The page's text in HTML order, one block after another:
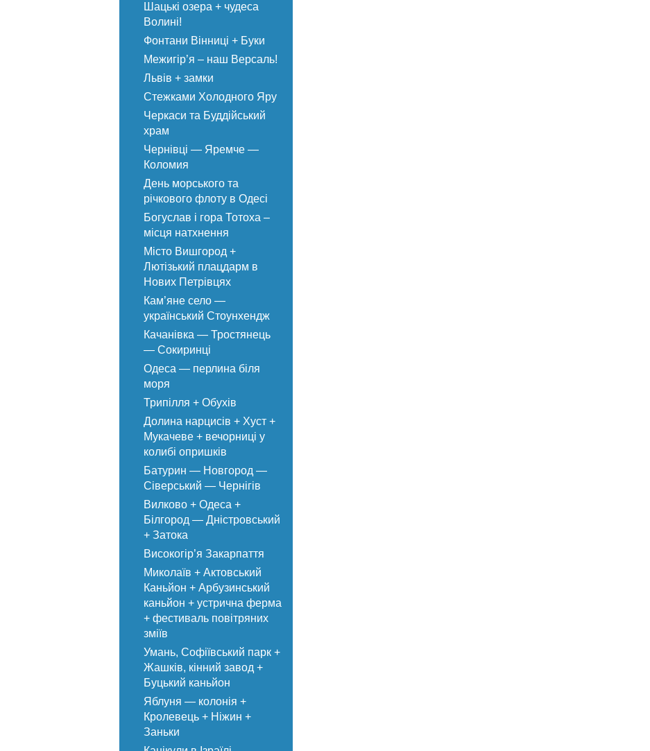
Шацькі озера + чудеса
Волині!
Фонтани Вінниці + Буки
Межигір’я – наш Версаль!
Львів + замки
Стежками Холодного Яру
Черкаси та Буддійський
храм
Чернівці — Яремче —
Коломия
День морського та
річкового флоту в Одесі
Богуслав і гора Тотоха –
місця натхнення
Місто Вишгород +
Лютізький плацдарм в
Нових Петрівцях
Кам’яне село —
український Стоунхендж
Качанівка — Тростянець
— Сокиринці
Одеса — перлина біля
моря
Трипілля + Обухів
Долина нарцисів + Хуст +
Мукачеве + вечорниці у
колибі опришків
Батурин — Новгород —
Сіверський — Чернігів
Вилково + Одеса +
Білгород — Дністровський
+ Затока
Високогір’я Закарпаття
Миколаїв + Актовський
Каньйон + Арбузинський
каньйон + устрична ферма
+ фестиваль повітряних
зміїв
Умань, Софіївський парк +
Жашків, кінний завод +
Буцький каньйон
Яблуня — колонія +
Кролевець + Ніжин +
Заньки